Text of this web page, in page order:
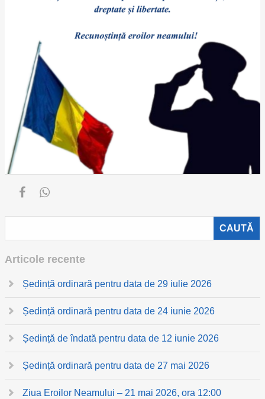
Articole recente
Ședință ordinară pentru data de 29 iulie 2026
Ședință ordinară pentru data de 24 iunie 2026
Ședință de îndată pentru data de 12 iunie 2026
Ședință ordinară pentru data de 27 mai 2026
Ziua Eroilor Neamului – 21 mai 2026, ora 12:00